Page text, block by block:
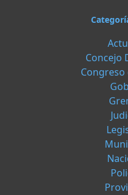
Concejo
Congreso